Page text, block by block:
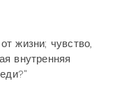
жизни; чувство,
внутренняя